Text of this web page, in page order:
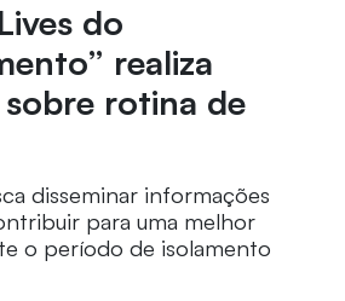
do
realiza
rotina de
disseminar informações
para uma melhor
o período de isolamento